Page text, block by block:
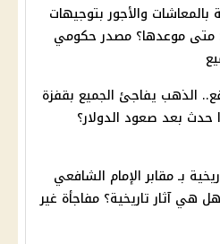
بالمعاشات والأجور بتوجيهات
متى موعدها؟ مصدر حكومي
21 يرتفع.. الذهب يفاجئ الجميع بقفزة
حدث بعد صعود الدولار؟
بـ مقابر الإمام الشافعي
هي آثار تاريخية؟ مفاجأة غير